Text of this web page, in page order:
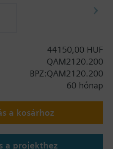
44150,00 HUF
QAM2120.200
BPZ:QAM2120.200
60 hónap
a kosárhoz
a projekthez